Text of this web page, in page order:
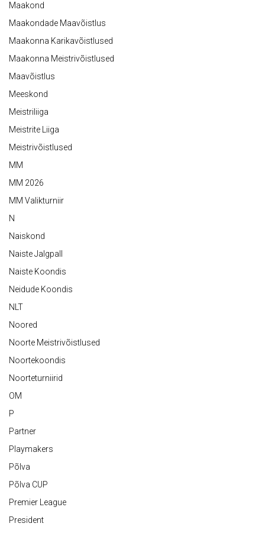
Maakond
Maakondade Maavõistlus
Maakonna Karikavõistlused
Maakonna Meistrivõistlused
Maavõistlus
Meeskond
Meistriliiga
Meistrite Liiga
Meistrivõistlused
MM
MM 2026
MM Valikturniir
N
Naiskond
Naiste Jalgpall
Naiste Koondis
Neidude Koondis
NLT
Noored
Noorte Meistrivõistlused
Noortekoondis
Noorteturniirid
OM
P
Partner
Playmakers
Põlva
Põlva CUP
Premier League
President